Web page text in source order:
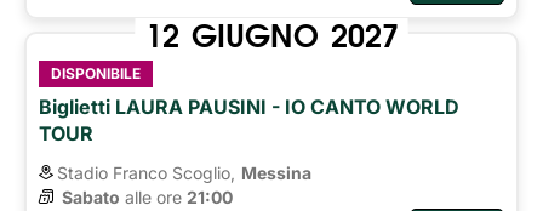
12 GIUGNO 2027
DISPONIBILE
Biglietti LAURA PAUSINI - IO CANTO WORLD
TOUR
Stadio Franco Scoglio, Messina
Sabato alle ore 21:00